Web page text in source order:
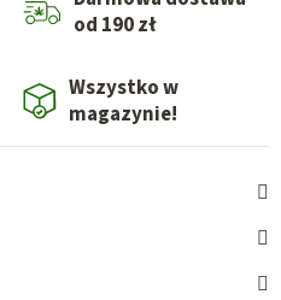
od 190 zł
Wszystko w
magazynie!